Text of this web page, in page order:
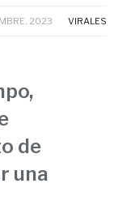
2023 VIRALES
de
una